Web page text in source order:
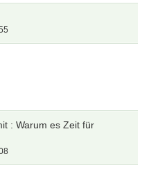
: Warum es Zeit für